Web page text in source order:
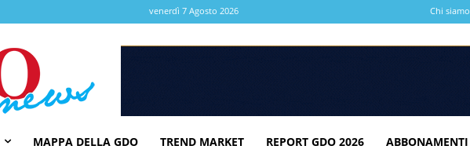
venerdì 7 Agosto 2026 Chi siamo
MAPPA DELLA GDO TREND MARKET REPORT GDO 2026 ABBONAMENTI